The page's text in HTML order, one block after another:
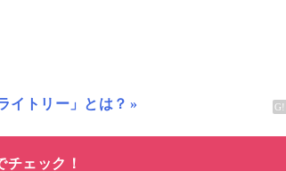
イトリー」とは？
チェック！